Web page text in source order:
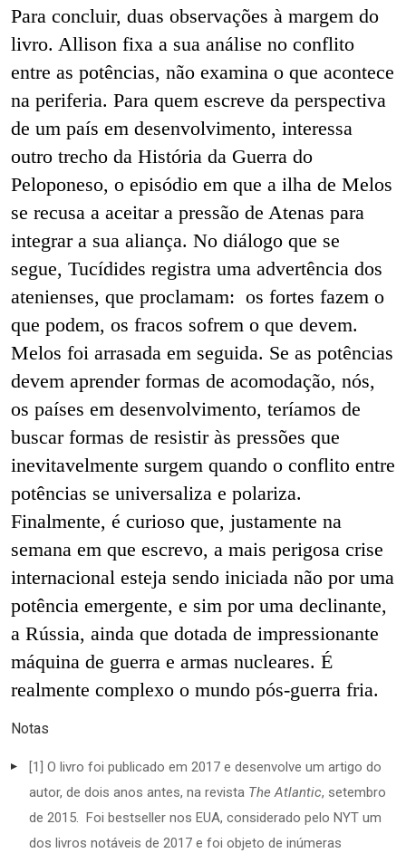
Para concluir, duas observações à margem do
livro. Allison fixa a sua análise no conflito
entre as potências, não examina o que acontece
na periferia. Para quem escreve da perspectiva
de um país em desenvolvimento, interessa
outro trecho da História da Guerra do
Peloponeso, o episódio em que a ilha de Melos
se recusa a aceitar a pressão de Atenas para
integrar a sua aliança. No diálogo que se
segue, Tucídides registra uma advertência dos
atenienses, que proclamam: os fortes fazem o
que podem, os fracos sofrem o que devem.
Melos foi arrasada em seguida. Se as potências
devem aprender formas de acomodação, nós,
os países em desenvolvimento, teríamos de
buscar formas de resistir às pressões que
inevitavelmente surgem quando o conflito entre
potências se universaliza e polariza.
Finalmente, é curioso que, justamente na
semana em que escrevo, a mais perigosa crise
internacional esteja sendo iniciada não por uma
potência emergente, e sim por uma declinante,
a Rússia, ainda que dotada de impressionante
máquina de guerra e armas nucleares. É
realmente complexo o mundo pós-guerra fria.
Notas
[1] O livro foi publicado em 2017 e desenvolve um artigo do
autor, de dois anos antes, na revista The Atlantic, setembro
de 2015. Foi bestseller nos EUA, considerado pelo NYT um
dos livros notáveis de 2017 e foi objeto de inúmeras